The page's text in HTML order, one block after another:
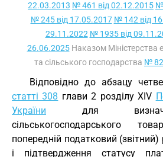
22.03.2013 № 461 від 02.12.2015 №
№ 245 від 17.05.2017 № 142 від
29.11.2022 № 1935 від
26.06.2025Наказом Міністерства
та сільського господарства №
Відповідно до абзацу
статті 308 глави 2 розділу XIV
України для
сільськогосподарського
попередній податковий
і підтвердження статусу